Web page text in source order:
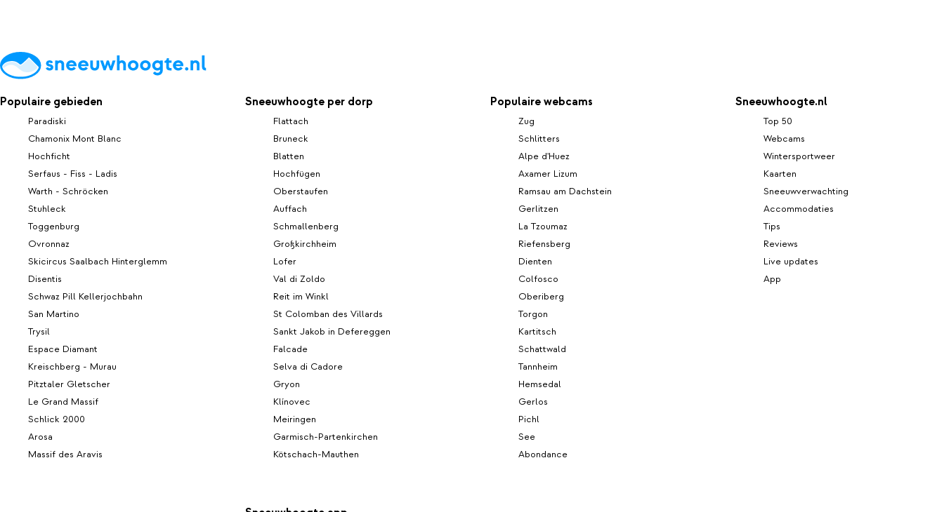
Populaire gebieden
Paradiski
Chamonix Mont Blanc
Hochficht
Serfaus - Fiss - Ladis
Warth - Schröcken
Stuhleck
Toggenburg
Ovronnaz
Skicircus Saalbach Hinterglemm
Disentis
Schwaz Pill Kellerjochbahn
San Martino
Trysil
Espace Diamant
Kreischberg - Murau
Pitztaler Gletscher
Le Grand Massif
Schlick 2000
Arosa
Massif des Aravis
Sneeuwhoogte per dorp
Flattach
Bruneck
Blatten
Hochfügen
Oberstaufen
Auffach
Schmallenberg
Großkirchheim
Lofer
Val di Zoldo
Reit im Winkl
St Colomban des Villards
Sankt Jakob in Defereggen
Falcade
Selva di Cadore
Gryon
Klínovec
Meiringen
Garmisch-Partenkirchen
Kötschach-Mauthen
Populaire webcams
Zug
Schlitters
Alpe d'Huez
Axamer Lizum
Ramsau am Dachstein
Gerlitzen
La Tzoumaz
Riefensberg
Dienten
Colfosco
Oberiberg
Torgon
Kartitsch
Schattwald
Tannheim
Hemsedal
Gerlos
Pichl
See
Abondance
Sneeuwhoogte.nl
Top 50
Webcams
Wintersportweer
Kaarten
Sneeuwverwachting
Accommodaties
Tips
Reviews
Live updates
App